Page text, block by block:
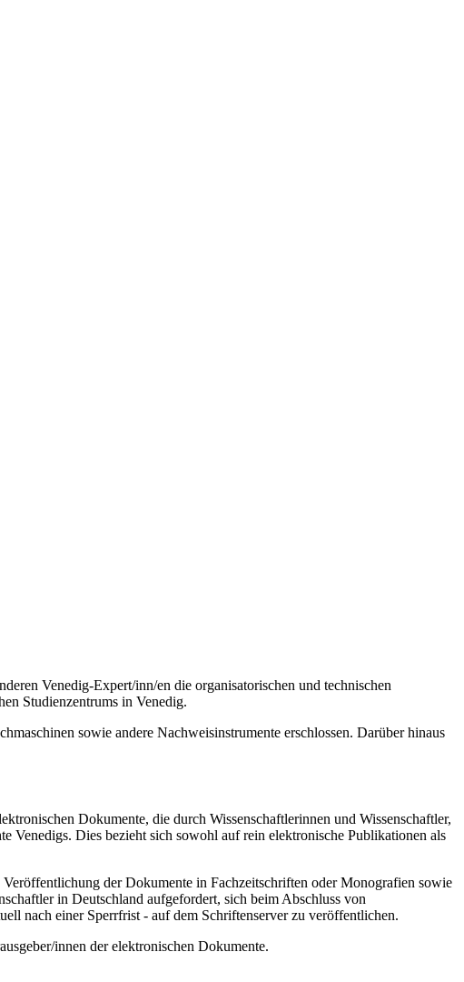
Venedig-Expert/inn/en die organisatorischen und technischen
Studienzentrums in Venedig.
sowie andere Nachweisinstrumente erschlossen. Darüber hinaus
Dokumente, die durch Wissenschaftlerinnen und Wissenschaftler,
Venedigs. Dies bezieht sich sowohl auf rein elektronische Publikationen als
der Dokumente in Fachzeitschriften oder Monografien sowie
in Deutschland aufgefordert, sich beim Abschluss von
nach einer Sperrfrist - auf dem Schriftenserver zu veröffentlichen.
innen der elektronischen Dokumente.